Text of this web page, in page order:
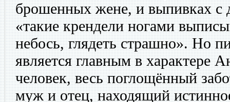
брошенных жене, и выпивках с
«такие крендели ногами
небось, глядеть страшно». Но
является главным в характере
человек, весь поглощённый
муж и отец, находящий